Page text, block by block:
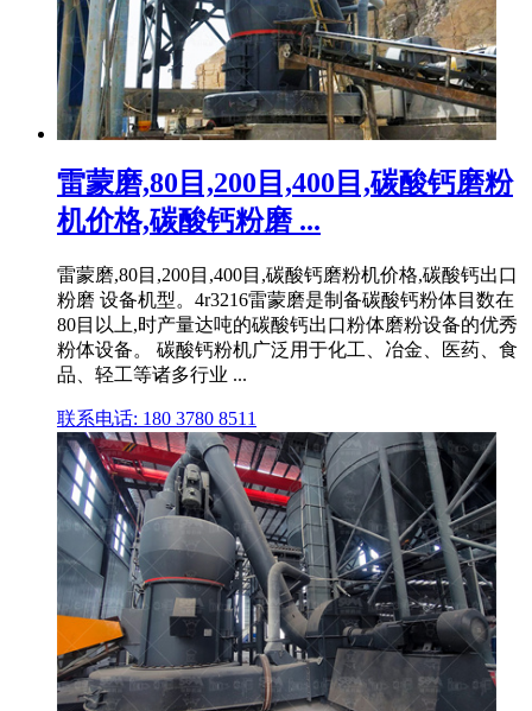
雷蒙磨,80目,200目,400目,碳酸钙磨粉
机价格,碳酸钙粉磨 ...
雷蒙磨,80目,200目,400目,碳酸钙磨粉机价格,碳酸钙出口
粉磨 设备机型。4r3216雷蒙磨是制备碳酸钙粉体目数在
80目以上,时产量达吨的碳酸钙出口粉体磨粉设备的优秀
粉体设备。 碳酸钙粉机广泛用于化工、冶金、医药、食
品、轻工等诸多行业 ...
联系电话: 180 3780 8511